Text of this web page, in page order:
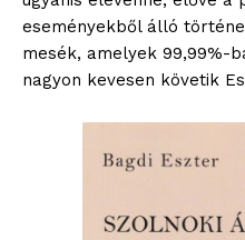
eseményekből álló
mesék, amelyek 99,99%-
nagyon kevesen követik